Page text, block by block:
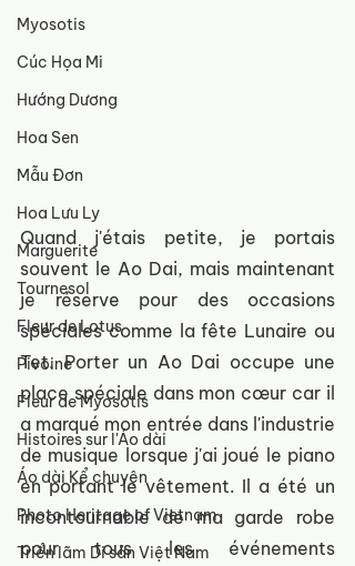
Myosotis
Cúc Họa Mi
Hướng Dương
Hoa Sen
Mẫu Đơn
Hoa Lưu Ly
Marguerite
Tournesol
Fleur de Lotus
Pivoine
Fleur de Myosotis
Histoires sur l'Áo dài
Áo dài Kể chuyện
Photo Heritage of Vietnam
Triển lãm Di sản Việt Nam
Quand j'étais petite, je portais
souvent le Ao Dai, mais maintenant
je réserve pour des occasions
spéciales comme la fête Lunaire ou
Tet. Porter un Ao Dai occupe une
place spéciale dans mon cœur car il
a marqué mon entrée dans l'industrie
de musique lorsque j'ai joué le piano
en portant le vêtement. Il a été un
incontournable de ma garde robe
pour tous les événements